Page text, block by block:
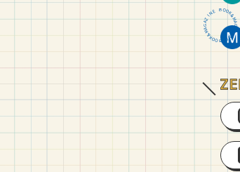
BOOK
&M
A
G
A
Z
I
N
E
B
O
O
K
&
M
A
G
A
Z
I
NE